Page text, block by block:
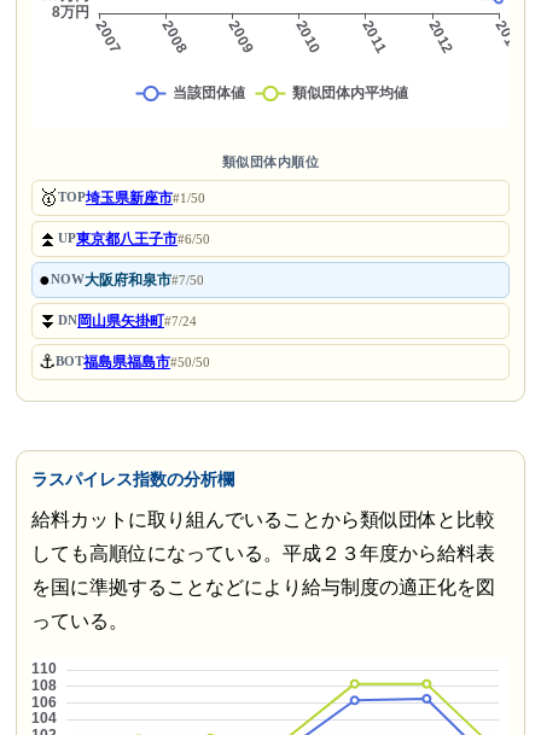
類似団体内順位
🥇TOP埼玉県新座市#1/50
⏫UP東京都八王子市#6/50
●NOW大阪府和泉市#7/50
⏬DN岡山県矢掛町#7/24
⚓BOT福島県福島市#50/50
ラスパイレス指数の分析欄
給料カットに取り組んでいることから類似団体と比較
しても高順位になっている。平成２３年度から給料表
を国に準拠することなどにより給与制度の適正化を図
っている。